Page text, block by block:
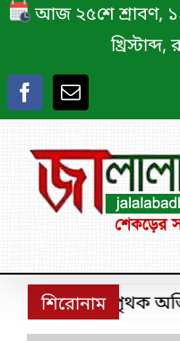
Skip
content
আজ ২৫শে শ্রাবণ,
শিরোনাম
ডিবির পৃথক